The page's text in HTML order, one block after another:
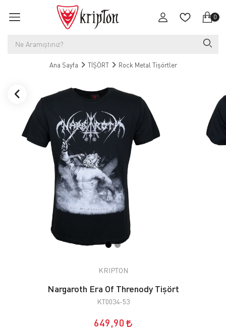
0
Ana Sayfa TİŞÖRT Rock Metal Tişörtler
KRIPTON
Nargaroth Era Of Threnody Tişört
KT0034-53
649,90